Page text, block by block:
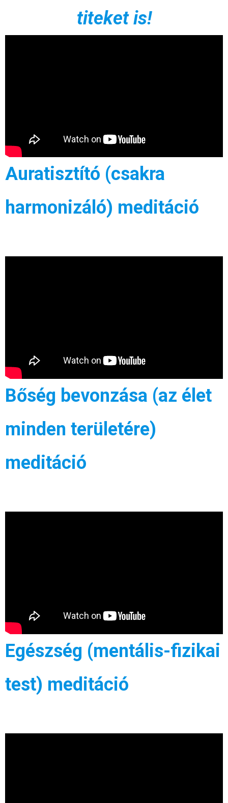
titeket is!
Auratisztító (csakra
harmonizáló) meditáció
Bőség bevonzása (az élet
minden területére)
meditáció
Egészség (mentális-fizikai
test) meditáció